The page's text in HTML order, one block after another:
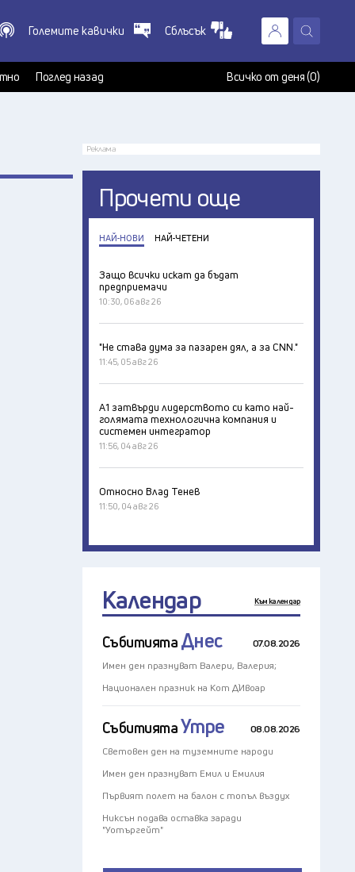
X
Големите кавички Сблъсък
Поглед назад Всичко от деня (0)
Реклама
Прочети още
НАЙ-НОВИ НАЙ-ЧЕТЕНИ
Защо всички искат да бъдат
предприемачи
10:30, 06 авг 26
"Не става дума за пазарен дял, а за CNN."
11:45, 05 авг 26
А1 затвърди лидерството си като най-
голямата технологична компания и
системен интегратор
11:56, 04 авг 26
Относно Влад Тенев
11:50, 04 авг 26
Календар Към календар
Събитията Днес
07.08.2026
Имен ден празнуват Валери, Валерия;
Национален празник на Кот Д`Ивоар
СъбитиятаУтре
08.08.2026
Световен ден на туземните народи
Имен ден празнуват Емил и Емилия
Първият полет на балон с топъл въздух
Никсън подава оставка заради
"Уотъргейт"